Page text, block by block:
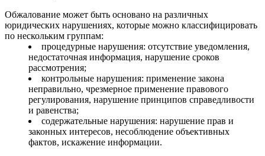
Обжалование может быть основано на различных
юридических нарушениях, которые можно классифицировать
по нескольким группам:
процедурные нарушения: отсутствие уведомления,
недостаточная информация, нарушение сроков
рассмотрения;
контрольные нарушения: применение закона
неправильно, чрезмерное применение правового
регулирования, нарушение принципов справедливости
и равенства;
содержательные нарушения: нарушение прав и
законных интересов, несоблюдение объективных
фактов, искажение информации.